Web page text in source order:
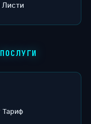
Листи
Тариф